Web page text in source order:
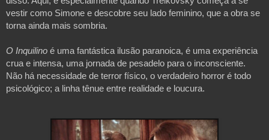
vestir como Simone e descobre seu lado feminino, que a obra se
torna ainda mais sombria.
O Inquilino é uma fantástica ilusão paranoica, é uma experiência
crua e intensa, uma jornada de pesadelo para o inconsciente.
Não há necessidade de terror físico, o verdadeiro horror é todo
psicológico; a linha tênue entre realidade e loucura.